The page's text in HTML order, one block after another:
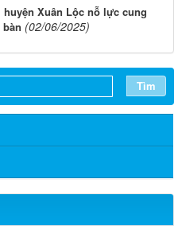
Xuân Lộc nỗ lực cung
(02/06/2025)
Tìm